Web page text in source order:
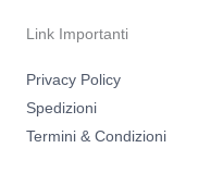
Link Importanti
Privacy Policy
Spedizioni
Termini & Condizioni